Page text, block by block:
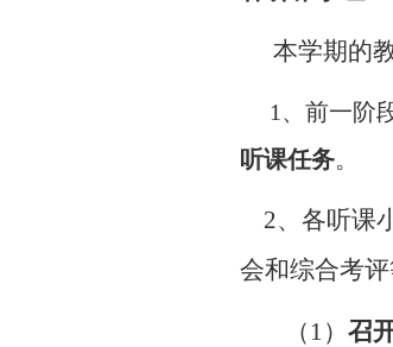
本学期的
1 、前一阶
听课任务。
2、各听课
会和综合考
（ 1） 召